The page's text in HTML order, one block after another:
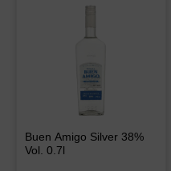
Buen Amigo Silver 38%
Vol. 0.7l